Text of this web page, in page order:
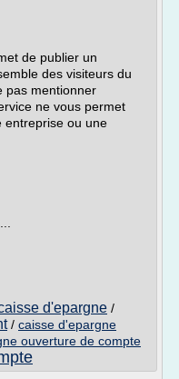
de publier un
des visiteurs du
pas mentionner
ne vous permet
entreprise ou une
d'epargne /
/ caisse d'epargne
ouverture de compte